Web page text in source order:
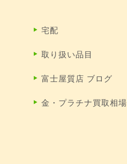
宅配
取り扱い品目
富士屋質店 ブログ
金・プラチナ買取相場